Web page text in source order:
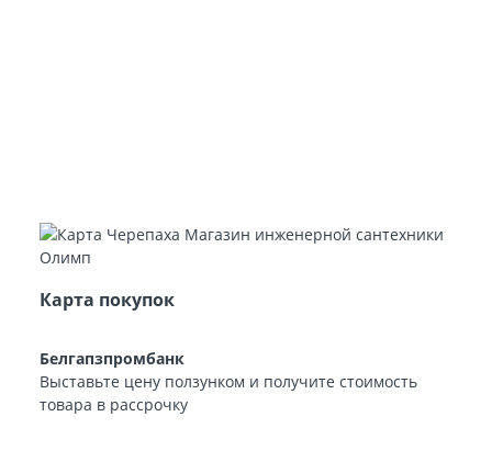
Карта покупок
Белгапзпромбанк
Выставьте цену ползунком и получите стоимость
товара в рассрочку